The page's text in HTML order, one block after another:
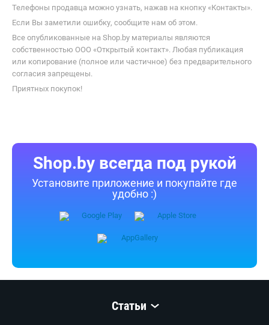
Телефоны продавца можно узнать, нажав на кнопку «Контакты».
Если Вы заметили ошибку, сообщите нам об этом.
Все опубликованные на Shop.by материалы являются
собственностью ООО «Открытый контакт». Любая публикация
или копирование (полное или частичное) без предварительного
согласия запрещены.
Приятных покупок!
Shop.by всегда под рукой
Установите приложение и покупайте где
удобно :)
Статьи